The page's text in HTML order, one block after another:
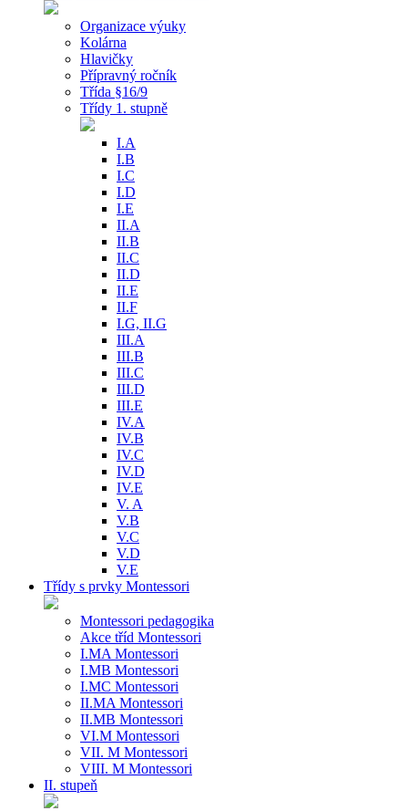
Organizace výuky
Kolárna
Hlavičky
Přípravný ročník
Třída §16/9
Třídy 1. stupně
I.A
I.B
I.C
I.D
I.E
II.A
II.B
II.C
II.D
II.E
II.F
I.G, II.G
III.A
III.B
III.C
III.D
III.E
IV.A
IV.B
IV.C
IV.D
IV.E
V. A
V.B
V.C
V.D
V.E
Třídy s prvky Montessori
Montessori pedagogika
Akce tříd Montessori
I.MA Montessori
I.MB Montessori
I.MC Montessori
II.MA Montessori
II.MB Montessori
VI.M Montessori
VII. M Montessori
VIII. M Montessori
II. stupeň